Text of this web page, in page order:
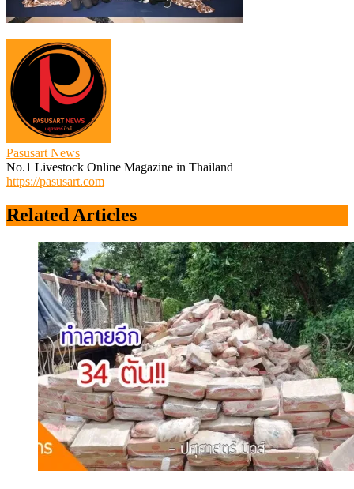
Pasusart News
No.1 Livestock Online Magazine in Thailand
https://pasusart.com
Related Articles